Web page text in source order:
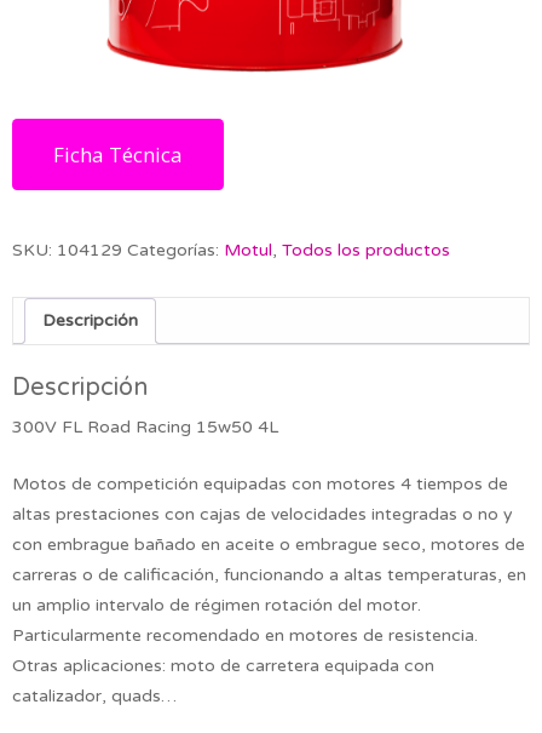
Ficha Técnica
SKU: 104129 Categorías: Motul, Todos los productos
Descripción
Descripción
300V FL Road Racing 15w50 4L
Motos de competición equipadas con motores 4 tiempos de
altas prestaciones con cajas de velocidades integradas o no y
con embrague bañado en aceite o embrague seco, motores de
carreras o de calificación, funcionando a altas temperaturas, en
un amplio intervalo de régimen rotación del motor.
Particularmente recomendado en motores de resistencia.
Otras aplicaciones: moto de carretera equipada con
catalizador, quads…